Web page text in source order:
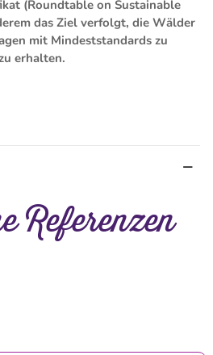
(Roundtable on Sustainable
das Ziel verfolgt, die Wälder
mit Mindeststandards zu
erhalten.
Referenzen